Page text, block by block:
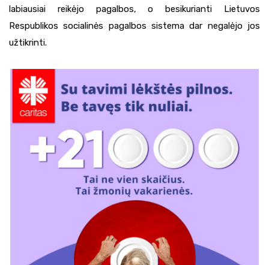
labiausiai reikėjo pagalbos, o besikurianti Lietuvos
Respublikos socialinės pagalbos sistema dar negalėjo jos
užtikrinti.